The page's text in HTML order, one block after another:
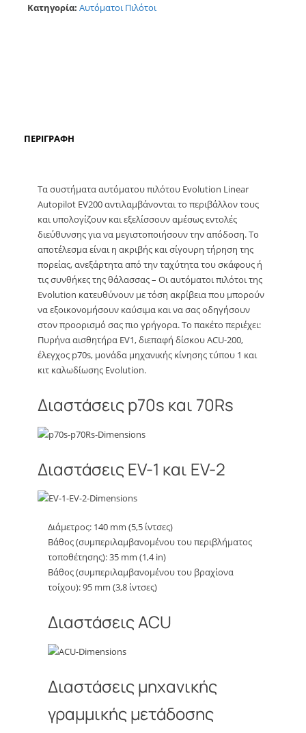
Κατηγορία: Αυτόματοι Πιλότοι
ΠΕΡΙΓΡΑΦΉ
Τα συστήματα αυτόματου πιλότου Evolution Linear
Autopilot EV200 αντιλαμβάνονται το περιβάλλον τους
και υπολογίζουν και εξελίσσουν αμέσως εντολές
διεύθυνσης για να μεγιστοποιήσουν την απόδοση. Το
αποτέλεσμα είναι η ακριβής και σίγουρη τήρηση της
πορείας, ανεξάρτητα από την ταχύτητα του σκάφους ή
τις συνθήκες της θάλασσας – Οι αυτόματοι πιλότοι της
Evolution κατευθύνουν με τόση ακρίβεια που μπορούν
να εξοικονομήσουν καύσιμα και να σας οδηγήσουν
στον προορισμό σας πιο γρήγορα. Το πακέτο περιέχει:
Πυρήνα αισθητήρα EV1, διεπαφή δίσκου ACU-200,
έλεγχος p70s, μονάδα μηχανικής κίνησης τύπου 1 και
κιτ καλωδίωσης Evolution.
Διαστάσεις p70s και 70Rs
Διαστάσεις EV-1 και EV-2
Διάμετρος: 140 mm (5,5 ίντσες)
Βάθος (συμπεριλαμβανομένου του περιβλήματος
τοποθέτησης): 35 mm (1,4 in)
Βάθος (συμπεριλαμβανομένου του βραχίονα
τοίχου): 95 mm (3,8 ίντσες)
Διαστάσεις ACU
Διαστάσεις μηχανικής
γραμμικής μετάδοσης